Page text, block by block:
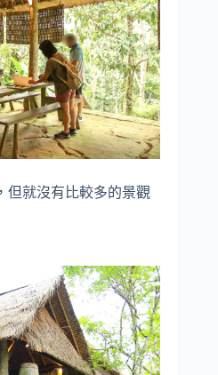
但就沒有比較多的景觀